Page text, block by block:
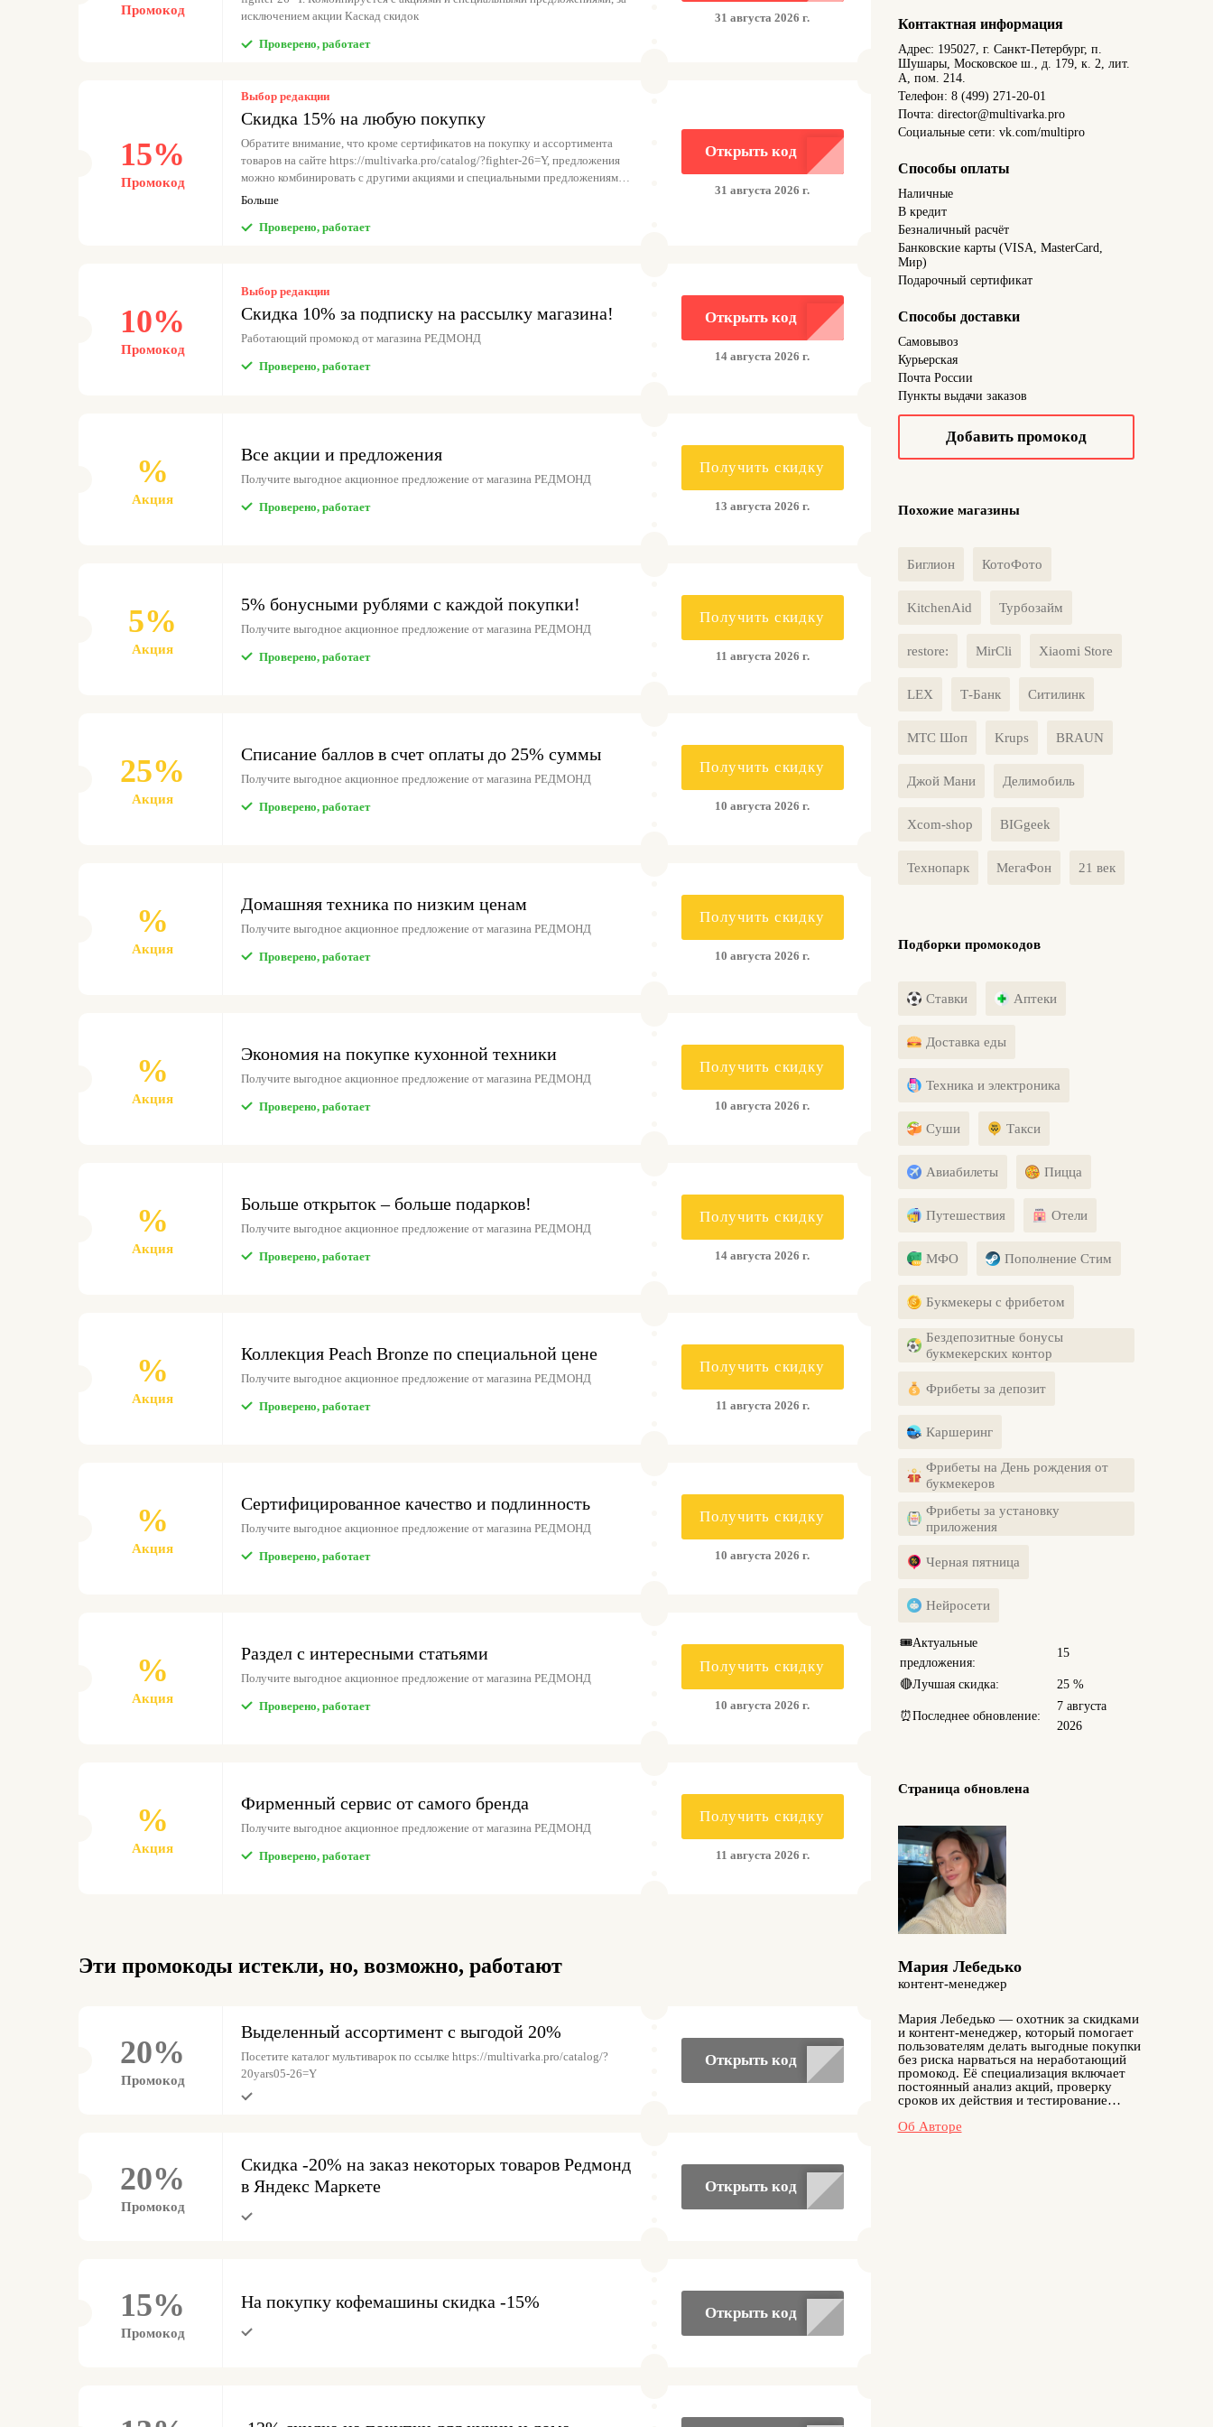
Промокод
исключением акции Каскад скидок
Проверено, работает
31 августа 2026 г.
15%
Промокод
Выбор редакции
Скидка 15% на любую покупку
Обратите внимание, что кроме сертификатов на покупку и ассортимента
товаров на сайте https://multivarka.pro/catalog/?fighter-26=Y, предложения
можно комбинировать с другими акциями и специальными предложениями,
за исключением акции Каскад скидок
Больше
Проверено, работает
Открыть код
31 августа 2026 г.
10%
Промокод
Выбор редакции
Скидка 10% за подписку на рассылку магазина!
Работающий промокод от магазина РЕДМОНД
Проверено, работает
Открыть код
14 августа 2026 г.
%
Акция
Все акции и предложения
Получите выгодное акционное предложение от магазина РЕДМОНД
Проверено, работает
Получить скидку
13 августа 2026 г.
5%
Акция
5% бонусными рублями с каждой покупки!
Получите выгодное акционное предложение от магазина РЕДМОНД
Проверено, работает
Получить скидку
11 августа 2026 г.
25%
Акция
Списание баллов в счет оплаты до 25% суммы
Получите выгодное акционное предложение от магазина РЕДМОНД
Проверено, работает
Получить скидку
10 августа 2026 г.
%
Акция
Домашняя техника по низким ценам
Получите выгодное акционное предложение от магазина РЕДМОНД
Проверено, работает
Получить скидку
10 августа 2026 г.
%
Акция
Экономия на покупке кухонной техники
Получите выгодное акционное предложение от магазина РЕДМОНД
Проверено, работает
Получить скидку
10 августа 2026 г.
%
Акция
Больше открыток – больше подарков!
Получите выгодное акционное предложение от магазина РЕДМОНД
Проверено, работает
Получить скидку
14 августа 2026 г.
%
Акция
Коллекция Peach Bronze по специальной цене
Получите выгодное акционное предложение от магазина РЕДМОНД
Проверено, работает
Получить скидку
11 августа 2026 г.
%
Акция
Сертифицированное качество и подлинность
Получите выгодное акционное предложение от магазина РЕДМОНД
Проверено, работает
Получить скидку
10 августа 2026 г.
%
Акция
Раздел с интересными статьями
Получите выгодное акционное предложение от магазина РЕДМОНД
Проверено, работает
Получить скидку
10 августа 2026 г.
%
Акция
Фирменный сервис от самого бренда
Получите выгодное акционное предложение от магазина РЕДМОНД
Проверено, работает
Получить скидку
11 августа 2026 г.
Эти промокоды истекли, но, возможно, работают
20%
Промокод
Выделенный ассортимент с выгодой 20%
Посетите каталог мультиварок по ссылке https://multivarka.pro/catalog/?
20yars05-26=Y
Открыть код
20%
Промокод
Скидка -20% на заказ некоторых товаров Редмонд
в Яндекс Маркете
Открыть код
15%
Промокод
На покупку кофемашины скидка -15%
Открыть код
Контактная информация
Адрес: 195027, г. Санкт-Петербург, п.
Шушары, Московское ш., д. 179, к. 2, лит.
А, пом. 214.
Телефон: 8 (499) 271-20-01
Почта: director@multivarka.pro
Социальные сети: vk.com/multipro
Способы оплаты
Наличные
В кредит
Безналичный расчёт
Банковские карты (VISA, MasterCard,
Мир)
Подарочный сертификат
Способы доставки
Самовывоз
Курьерская
Почта России
Пункты выдачи заказов
Добавить промокод
Похожие магазины
Биглион КотоФото
KitchenAid Турбозайм
restore: MirCli Xiaomi Store
LEX Т-Банк Ситилинк
МТС Шоп Krups BRAUN
Джой Мани Делимобиль
Xcom-shop BIGgeek
Технопарк МегаФон 21 век
Подборки промокодов
Ставки Аптеки
Доставка еды
Техника и электроника
Суши Такси
Авиабилеты Пицца
Путешествия Отели
МФО Пополнение Стим
Букмекеры с фрибетом
Бездепозитные бонусы
букмекерских контор
Фрибеты за депозит
Каршеринг
Фрибеты на День рождения от
букмекеров
Фрибеты за установку
приложения
Черная пятница
Нейросети
🎟️Актуальные
предложения:
15
🔴Лучшая скидка: 25 %
⏰Последнее обновление:
7 августа
2026
Страница обновлена
Мария Лебедько
контент-менеджер
Мария Лебедько — охотник за скидками
и контент-менеджер, который помогает
пользователям делать выгодные покупки
без риска нарваться на неработающий
промокод. Её специализация включает
постоянный анализ акций, проверку
сроков их действия и тестирование
брендов. Мария следит за обновлениями
Об Авторе